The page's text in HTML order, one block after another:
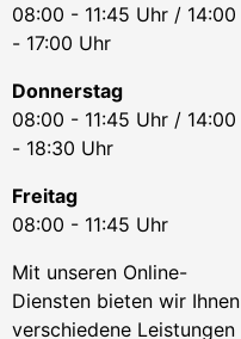
08:00 - 11:45 Uhr / 14:00
- 17:00 Uhr
Donnerstag
08:00 - 11:45 Uhr / 14:00
- 18:30 Uhr
Freitag
08:00 - 11:45 Uhr
Mit unseren Online-
Diensten bieten wir Ihnen
verschiedene Leistungen